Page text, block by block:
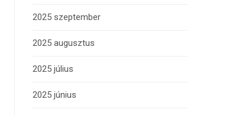
2025 szeptember
2025 augusztus
2025 július
2025 június